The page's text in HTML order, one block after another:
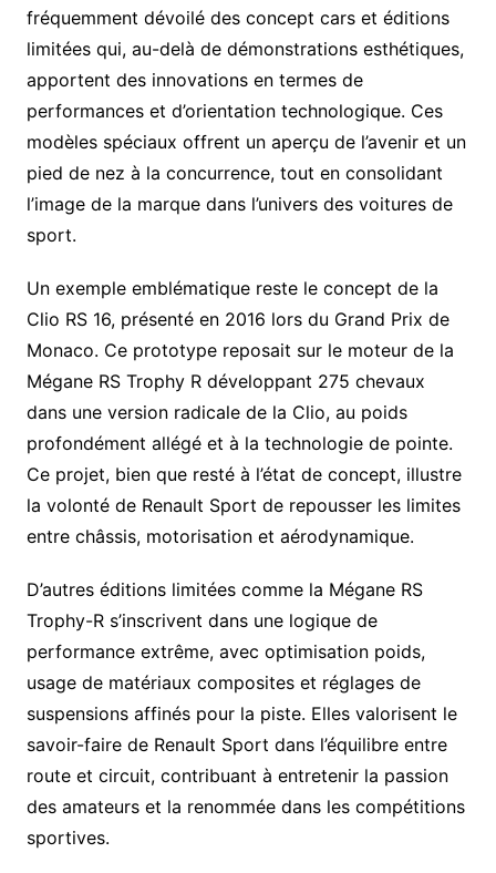
fréquemment dévoilé des concept cars et éditions
limitées qui, au-delà de démonstrations esthétiques,
apportent des innovations en termes de
performances et d’orientation technologique. Ces
modèles spéciaux offrent un aperçu de l’avenir et un
pied de nez à la concurrence, tout en consolidant
l’image de la marque dans l’univers des voitures de
sport.
Un exemple emblématique reste le concept de la
Clio RS 16, présenté en 2016 lors du Grand Prix de
Monaco. Ce prototype reposait sur le moteur de la
Mégane RS Trophy R développant 275 chevaux
dans une version radicale de la Clio, au poids
profondément allégé et à la technologie de pointe.
Ce projet, bien que resté à l’état de concept, illustre
la volonté de Renault Sport de repousser les limites
entre châssis, motorisation et aérodynamique.
D’autres éditions limitées comme la Mégane RS
Trophy-R s’inscrivent dans une logique de
performance extrême, avec optimisation poids,
usage de matériaux composites et réglages de
suspensions affinés pour la piste. Elles valorisent le
savoir-faire de Renault Sport dans l’équilibre entre
route et circuit, contribuant à entretenir la passion
des amateurs et la renommée dans les compétitions
sportives.